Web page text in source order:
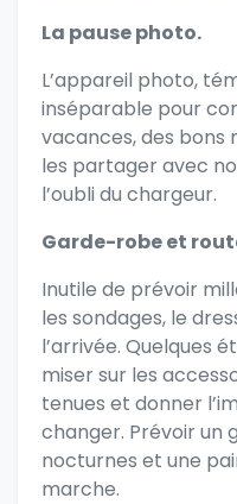
La pause photo.
L’appareil photo,
inséparable pour
vacances, des bons
les partager avec
l’oubli du chargeur.
Garde-robe et
Inutile de prévoir
les sondages, le
l’arrivée. Quelques
miser sur les
tenues et donner
changer. Prévoir un
nocturnes et une
marche.